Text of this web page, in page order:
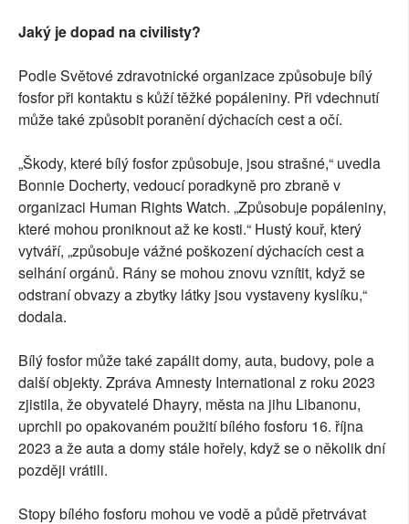
Jaký je dopad na civilisty?
Podle Světové zdravotnické organizace způsobuje bílý
fosfor při kontaktu s kůží těžké popáleniny. Při vdechnutí
může také způsobit poranění dýchacích cest a očí.
„Škody, které bílý fosfor způsobuje, jsou strašné,“ uvedla
Bonnie Docherty, vedoucí poradkyně pro zbraně v
organizaci Human Rights Watch. „Způsobuje popáleniny,
které mohou proniknout až ke kosti.“ Hustý kouř, který
vytváří, „způsobuje vážné poškození dýchacích cest a
selhání orgánů. Rány se mohou znovu vznítit, když se
odstraní obvazy a zbytky látky jsou vystaveny kyslíku,“
dodala.
Bílý fosfor může také zapálit domy, auta, budovy, pole a
další objekty. Zpráva Amnesty International z roku 2023
zjistila, že obyvatelé Dhayry, města na jihu Libanonu,
uprchli po opakovaném použití bílého fosforu 16. října
2023 a že auta a domy stále hořely, když se o několik dní
později vrátili.
Stopy bílého fosforu mohou ve vodě a půdě přetrvávat